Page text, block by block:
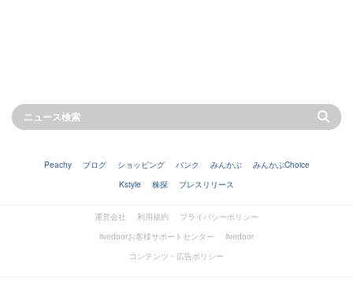
Peachy ブログ ショッピング バンク みんかぶ
みんかぶChoice
Kstyle
株探 プレスリリース
運営会社 利用規約
プライバシーポリシー
livedoorお客様サポートセンター
livedoor
コンテンツ・広告ポリシー